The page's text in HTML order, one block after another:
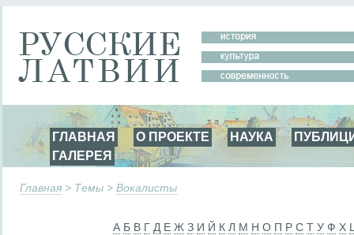
ГЛАВНАЯ О ПРОЕКТЕ НАУКА
ГАЛЕРЕЯ
Главная > Темы > Вокалисты
А Б В Г Д Е Ж З И Й К Л М Н О П Р С Т У Ф Х